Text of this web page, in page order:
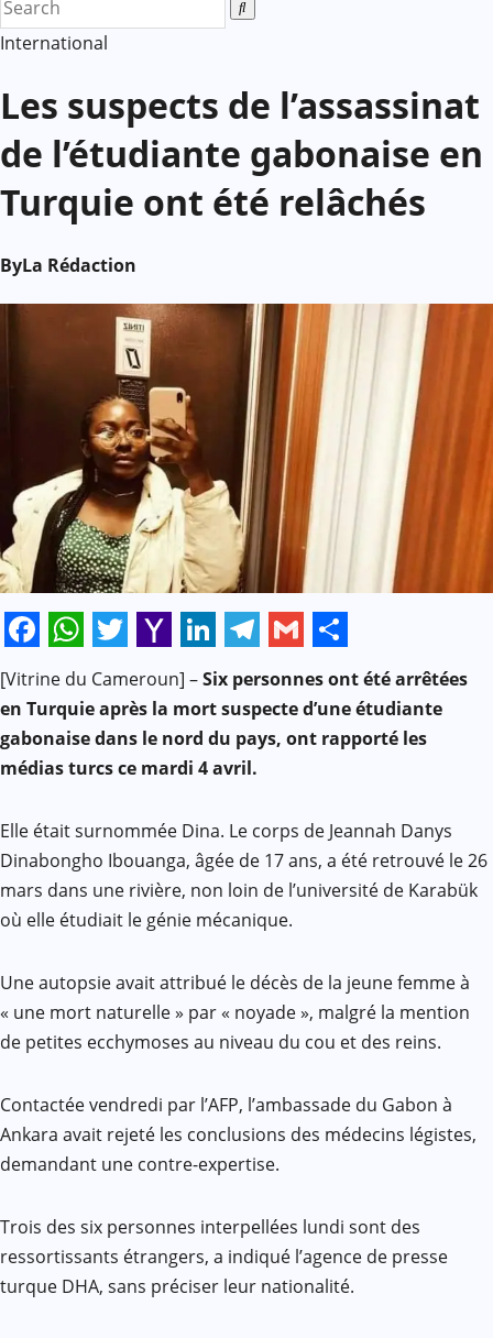
International
Les suspects de l’assassinat
de l’étudiante gabonaise en
Turquie ont été relâchés
ByLa Rédaction
Facebook
WhatsApp
Twitter
Yahoo
Mail
LinkedIn
Telegram
GmailShare
[Vitrine du Cameroun] –Six personnes ont été arrêtées
en Turquie après la mort suspecte d’une étudiante
gabonaise dans le nord du pays, ont rapporté les
médias turcs ce mardi 4 avril.
Elle était surnommée Dina. Le corps de Jeannah Danys
Dinabongho Ibouanga, âgée de 17 ans, a été retrouvé le 26
mars dans une rivière, non loin de l’université de Karabük
où elle étudiait le génie mécanique.
Une autopsie avait attribué le décès de la jeune femme à
« une mort naturelle » par « noyade », malgré la mention
de petites ecchymoses au niveau du cou et des reins.
Contactée vendredi par l’AFP, l’ambassade du Gabon à
Ankara avait rejeté les conclusions des médecins légistes,
demandant une contre-expertise.
Trois des six personnes interpellées lundi sont des
ressortissants étrangers, a indiqué l’agence de presse
turque DHA, sans préciser leur nationalité.